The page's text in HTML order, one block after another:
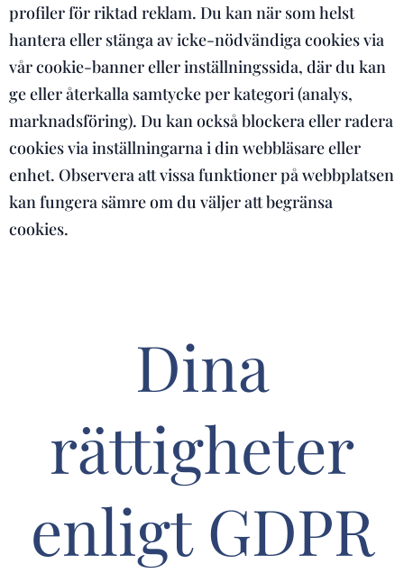
profiler för riktad reklam. Du kan när som helst
hantera eller stänga av icke-nödvändiga cookies via
vår cookie-banner eller inställningssida, där du kan
ge eller återkalla samtycke per kategori (analys,
marknadsföring). Du kan också blockera eller radera
cookies via inställningarna i din webbläsare eller
enhet. Observera att vissa funktioner på webbplatsen
kan fungera sämre om du väljer att begränsa
cookies.
Dina
rättigheter
enligt GDPR